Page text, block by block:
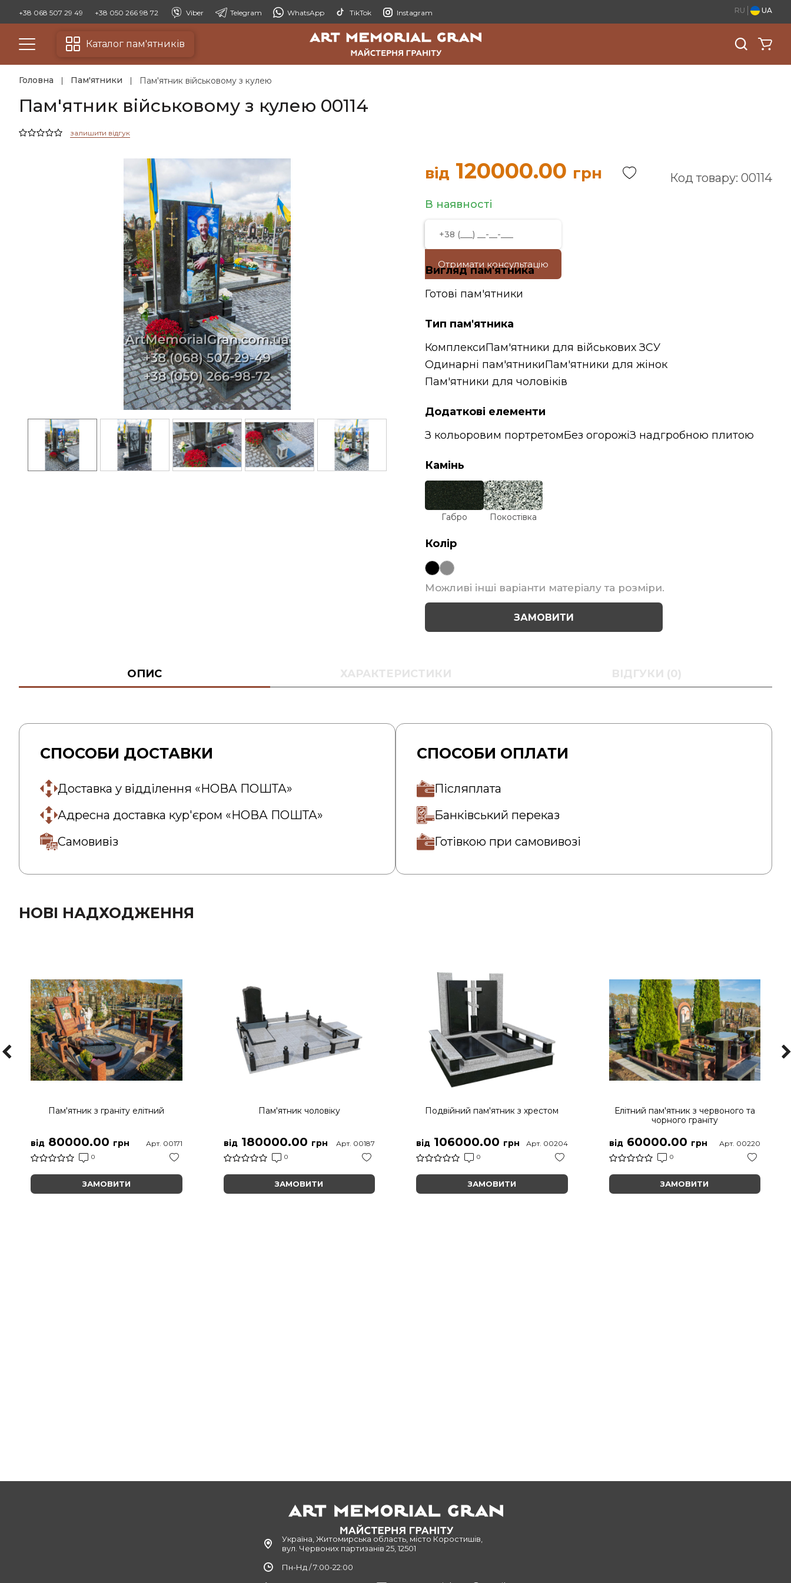
+38 068 507 29 49 +38 050 266 98 72 Viber Telegram WhatsApp TikTok Instagram RU UA
Каталог пам'ятників
Головна Пам'ятники Пам'ятник військовому з кулею
Пам'ятник військовому з кулею 00114
залишити відгук
від 120000.00 грн Код товару: 00114
В наявності
Отримати консультацію
Вигляд пам'ятника
Готові пам'ятники
Тип пам'ятника
КомплексиПам'ятники для військових ЗСУ
Одинарні пам'ятникиПам'ятники для жінок
Пам'ятники для чоловіків
Додаткові елементи
З кольоровим портретомБез огорожіЗ надгробною плитою
Камінь
Габро Покостівка
Колір
Можливі інші варіанти матеріалу та розміри.
ЗАМОВИТИ
ОПИС ХАРАКТЕРИСТИКИ ВІДГУКИ (0)
СПОСОБИ ДОСТАВКИ
Доставка у відділення «НОВА ПОШТА»
Адресна доставка кур'єром «НОВА ПОШТА»
Самовивіз
СПОСОБИ ОПЛАТИ
Післяплата
Банківський переказ
Готівкою при самовивозі
НОВІ НАДХОДЖЕННЯ
Пам'ятник з граніту елітний
від 80000.00 грн
0
Арт. 00171
ЗАМОВИТИ
Пам'ятник чоловіку
від180000.00 грн
0
Арт. 00187
ЗАМОВИТИ
Подвійний пам'ятник з хрестом
від 106000.00 грн
0
Арт. 00204
ЗАМОВИТИ
Елітний пам'ятник з червоного та
чорного граніту
від60000.00 грн
0
Арт. 00220
ЗАМОВИТИ
Україна, Житомирська область, місто Коростишів,
вул. Червоних партизанів 25, 12501
Пн-Нд / 7:00-22:00